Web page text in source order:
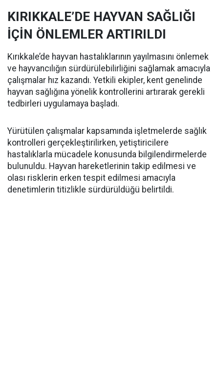
KIRIKKALE’DE HAYVAN SAĞLIĞI
İÇİN ÖNLEMLER ARTIRILDI
Kırıkkale’de hayvan hastalıklarının yayılmasını önlemek
ve hayvancılığın sürdürülebilirliğini sağlamak amacıyla
çalışmalar hız kazandı. Yetkili ekipler, kent genelinde
hayvan sağlığına yönelik kontrollerini artırarak gerekli
tedbirleri uygulamaya başladı.
Yürütülen çalışmalar kapsamında işletmelerde sağlık
kontrolleri gerçekleştirilirken, yetiştiricilere
hastalıklarla mücadele konusunda bilgilendirmelerde
bulunuldu. Hayvan hareketlerinin takip edilmesi ve
olası risklerin erken tespit edilmesi amacıyla
denetimlerin titizlikle sürdürüldüğü belirtildi.